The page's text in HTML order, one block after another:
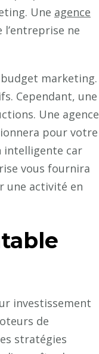
Une agence
ne
marketing.
Cependant, une
Une agence
pour votre
intelligente car
vous fournira
une activité en
investissement
de
stratégies